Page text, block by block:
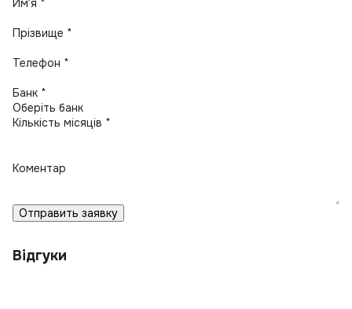
Имʼя *
Прізвище *
Телефон *
Банк *
Кількість місяців *
Коментар
Отправить заявку
Відгуки